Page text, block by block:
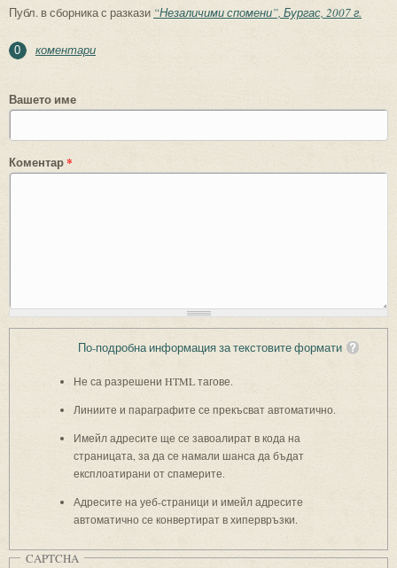
Публ. в сборника с разкази “Незаличими спомени”, Бургас, 2007 г.
0 коментари
Вашето име
Коментар*
По-подробна информация за текстовите формати
Не са разрешени HTML тагове.
Линиите и параграфите се прекъсват автоматично.
Имейл адресите ще се завоалират в кода на
страницата, за да се намали шанса да бъдат
експлоатирани от спамерите.
Адресите на уеб-страници и имейл адресите
автоматично се конвертират в хипервръзки.
CAPTCHA